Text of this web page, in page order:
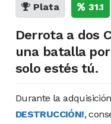
Plata 31.1
Derrota a dos
una batalla
solo estés tú.
Durante la
DESTRUCCIÓN!,